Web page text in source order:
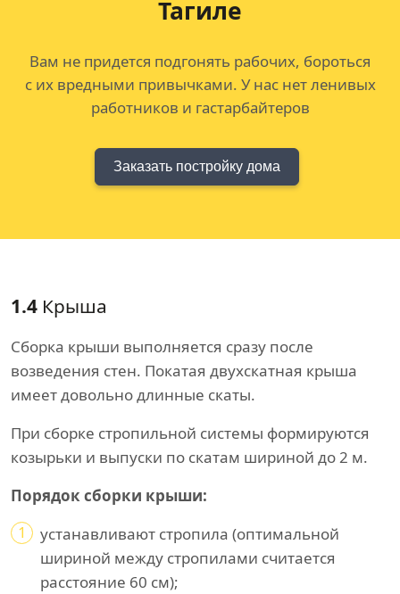
Тагиле
Вам не придется подгонять рабочих, бороться
с их вредными привычками. У нас нет ленивых
работников и гастарбайтеров
Заказать постройку дома
1.4 Крыша
Сборка крыши выполняется сразу после
возведения стен. Покатая двухскатная крыша
имеет довольно длинные скаты.
При сборке стропильной системы формируются
козырьки и выпуски по скатам шириной до 2 м.
Порядок сборки крыши:
1
устанавливают стропила (оптимальной
шириной между стропилами считается
расстояние 60 см);